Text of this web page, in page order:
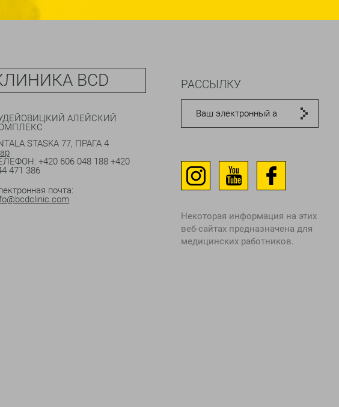
BCD
АЛЕЙСКИЙ
STASKA 77, ПРАГА 4
+420 606 048 188+420
471 386
почта:
РАССЫЛКУ
Некоторая информация на этих
веб-сайтах предназначена для
медицинских работников.